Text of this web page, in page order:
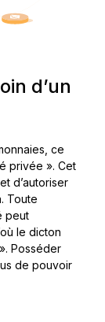
d’un
ce
privée ». Cet
d’autoriser
Toute
peut
le dicton
Posséder
de pouvoir